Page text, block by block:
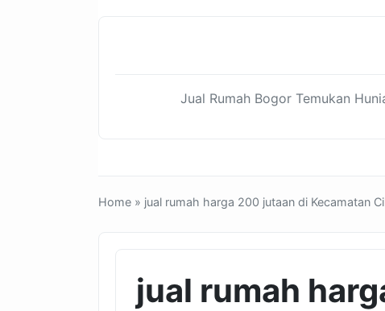
Jual Rumah Bogor Temukan
Home » jual rumah harga 200 jutaan di Kecamatan
jual rumah